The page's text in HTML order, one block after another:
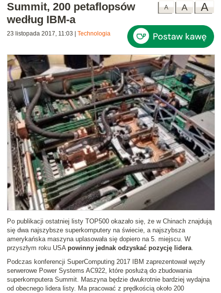
A
A
A
Summit, 200 petaflopsów
według IBM-a
23 listopada 2017, 11:03 Technologia
Po publikacji ostatniej listy TOP500 okazało się, że w Chinach znajdują
się dwa najszybsze superkomputery na świecie, a najszybsza
amerykańska maszyna uplasowała się dopiero na 5. miejscu. W
przyszłym roku USA powinny jednak odzyskać pozycję lidera.
Podczas konferencji SuperComputing 2017 IBM zaprezentował węzły
serwerowe Power Systems AC922, które posłużą do zbudowania
superkomputera Summit. Maszyna będzie dwukrotnie bardziej wydajna
od obecnego lidera listy. Ma pracować z prędkością około 200